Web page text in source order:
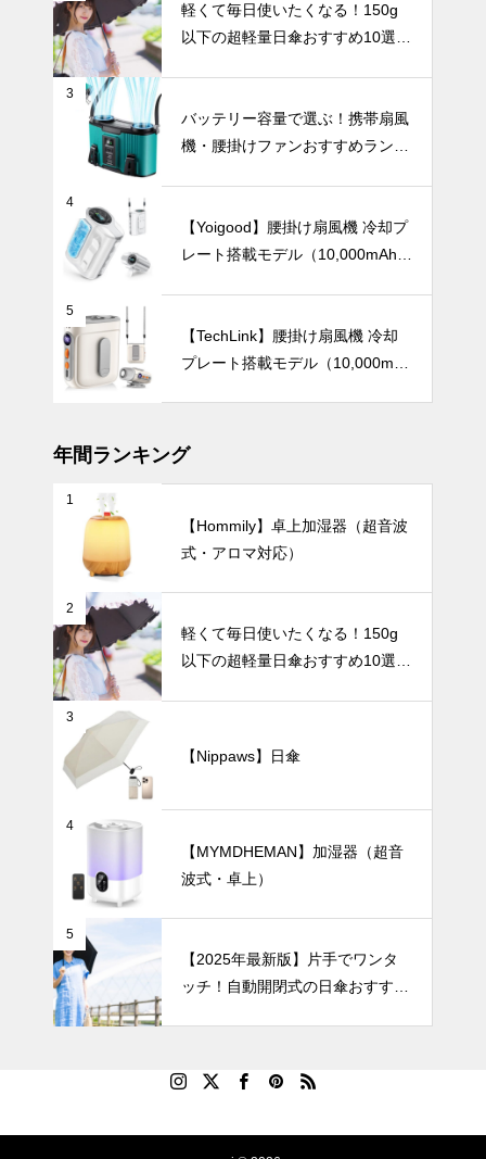
めの丈夫で大
きな日傘5
【2025年最
間以上使える
ィファンおす
テーブルウェア
総まとめ！テ
ーブルウェア
で暮らしを彩
る、30のコ
暑さ対策
【2025年最
新版】通勤・
アウトドア・
オフィスの暑
さ対策に！お
しゃれで高機
能なハンディ
ファンおすす
め7選
暑さ対策
【2025年最
新版】軽くて
快適！バッグ
にすっきり収
台のミニ扇風
暑さ対策
新版】おしゃ
れで高機能な
ハンディファ
ンおすすめ7
選｜通勤・ア
軽くて毎日使いたくなる！150g
以下の超軽量日傘おすすめ10選
3
バッテリー容量で選ぶ！携帯扇風
機・腰掛けファンおすすめランキ
4
【Yoigood】腰掛け扇風機 冷却プ
レート搭載モデル（10,000mAh・
5
【TechLink】腰掛け扇風機 冷却
プレート搭載モデル（10,000mA
年間ランキング
1
【Hommily】卓上加湿器（超音波
式・アロマ対応）
2
軽くて毎日使いたくなる！150g
以下の超軽量日傘おすすめ10選
3
【Nippaws】日傘
4
【MYMDHEMAN】加湿器（超音
波式・卓上）
5
【2025年最新版】片手でワンタ
ッチ！自動開閉式の日傘おすすめ